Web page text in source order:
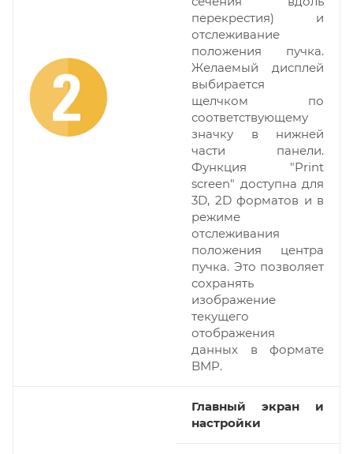
перекрестия) и
отслеживание
положения пучка.
Желаемый дисплей
выбирается
щелчком по
соответствующему
значку в нижней
части панели.
Функция "Print
screen" доступна для
3D, 2D форматов и в
режиме
отслеживания
положения центра
пучка. Это позволяет
сохранять
изображение
текущего
отображения
данных в формате
BMP.
Главный экран и
настройки